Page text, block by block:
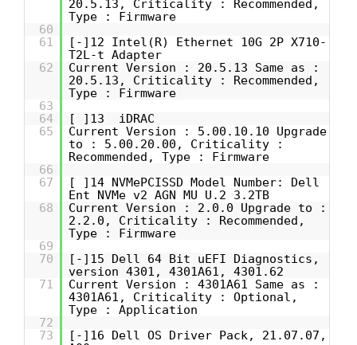
20.5.13, Criticality : Recommended,
Type : Firmware
60
61
[-]12 Intel(R) Ethernet 10G 2P X710-
T2L-t Adapter
62
Current Version : 20.5.13 Same as :
20.5.13, Criticality : Recommended,
Type : Firmware
63
64
[ ]13 iDRAC
65
Current Version : 5.00.10.10 Upgrade
to : 5.00.20.00, Criticality :
Recommended, Type : Firmware
66
67
[ ]14 NVMePCISSD Model Number: Dell
Ent NVMe v2 AGN MU U.2 3.2TB
68
Current Version : 2.0.0 Upgrade to :
2.2.0, Criticality : Recommended,
Type : Firmware
69
70
[-]15 Dell 64 Bit uEFI Diagnostics,
version 4301, 4301A61, 4301.62
71
Current Version : 4301A61 Same as :
4301A61, Criticality : Optional,
Type : Application
72
73
[-]16 Dell OS Driver Pack, 21.07.07,